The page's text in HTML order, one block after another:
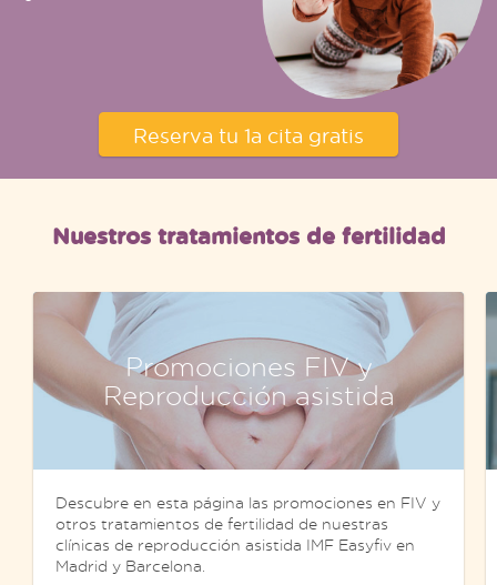
Reserva tu 1a cita gratis
Nuestros tratamientos de fertilidad
Promociones FIV y
Reproducción asistida
Descubre en esta página las promociones en FIV y
otros tratamientos de fertilidad de nuestras
clínicas de reproducción asistida IMF Easyfiv en
Madrid y Barcelona.